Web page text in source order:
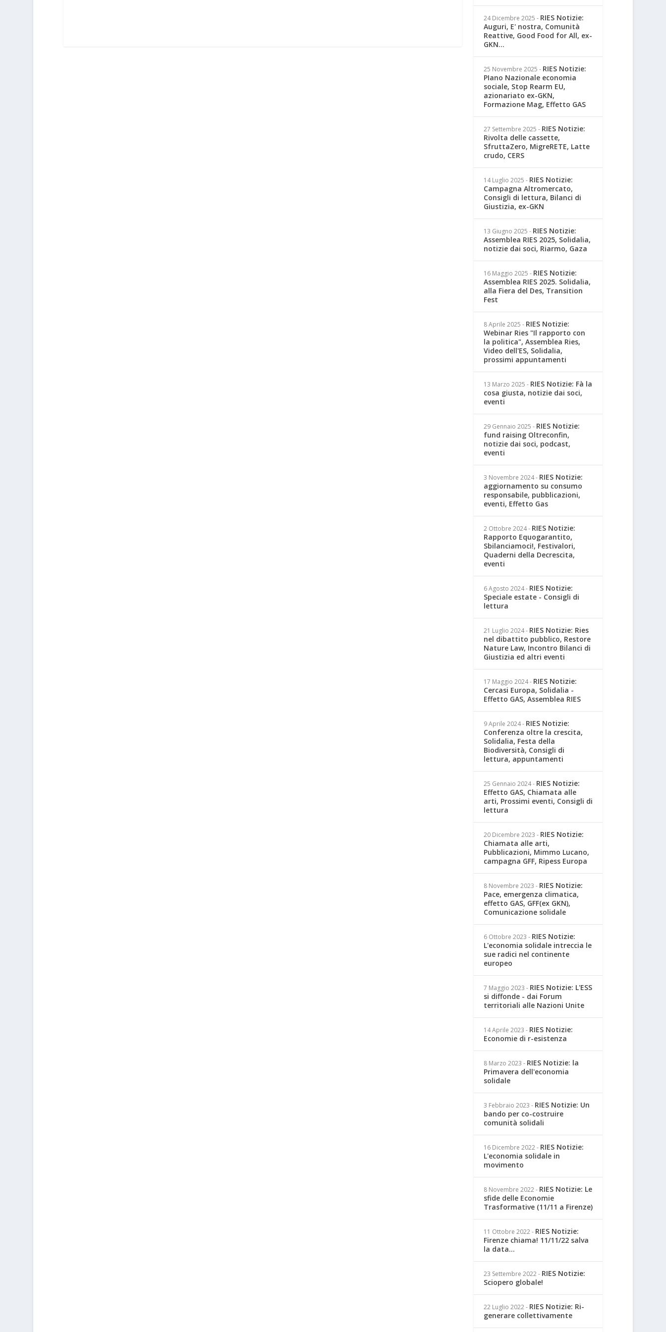
24 Dicembre 2025 - RIES Notizie:
Auguri, E' nostra, Comunità
Reattive, Good Food for All, ex-
GKN...
25 Novembre 2025 - RIES Notizie:
PIano Nazionale economia
sociale, Stop Rearm EU,
azionariato ex-GKN,
Formazione Mag, Effetto GAS
27 Settembre 2025 - RIES Notizie:
Rivolta delle cassette,
SfruttaZero, MigreRETE, Latte
crudo, CERS
14 Luglio 2025 - RIES Notizie:
Campagna Altromercato,
Consigli di lettura, Bilanci di
Giustizia, ex-GKN
13 Giugno 2025 - RIES Notizie:
Assemblea RIES 2025, Solidalia,
notizie dai soci, Riarmo, Gaza
16 Maggio 2025 - RIES Notizie:
Assemblea RIES 2025. Solidalia,
alla Fiera del Des, Transition
Fest
8 Aprile 2025 - RIES Notizie:
Webinar Ries "Il rapporto con
la politica", Assemblea Ries,
Video dell'ES, Solidalia,
prossimi appuntamenti
13 Marzo 2025 - RIES Notizie: Fà la
cosa giusta, notizie dai soci,
eventi
29 Gennaio 2025 - RIES Notizie:
fund raising Oltreconfin,
notizie dai soci, podcast,
eventi
3 Novembre 2024- RIES Notizie:
aggiornamento su consumo
responsabile, pubblicazioni,
eventi, Effetto Gas
2 Ottobre 2024- RIES Notizie:
Rapporto Equogarantito,
Sbilanciamoci!, Festivalori,
Quaderni della Decrescita,
eventi
6 Agosto 2024- RIES Notizie:
Speciale estate - Consigli di
lettura
21 Luglio 2024- RIES Notizie: Ries
nel dibattito pubblico, Restore
Nature Law, Incontro Bilanci di
Giustizia ed altri eventi
17 Maggio 2024- RIES Notizie:
Cercasi Europa, Solidalia -
Effetto GAS, Assemblea RIES
9 Aprile 2024- RIES Notizie:
Conferenza oltre la crescita,
Solidalia, Festa della
Biodiversità, Consigli di
lettura, appuntamenti
25 Gennaio 2024- RIES Notizie:
Effetto GAS, Chiamata alle
arti, Prossimi eventi, Consigli di
lettura
20 Dicembre 2023 - RIES Notizie:
Chiamata alle arti,
Pubblicazioni, Mimmo Lucano,
campagna GFF, Ripess Europa
8 Novembre 2023 - RIES Notizie:
Pace, emergenza climatica,
effetto GAS, GFF(ex GKN),
Comunicazione solidale
6 Ottobre 2023 - RIES Notizie:
L'economia solidale intreccia le
sue radici nel continente
europeo
7 Maggio 2023 - RIES Notizie: L'ESS
si diffonde - dai Forum
territoriali alle Nazioni Unite
14 Aprile 2023 - RIES Notizie:
Economie di r-esistenza
8 Marzo 2023 - RIES Notizie: la
Primavera dell'economia
solidale
3 Febbraio 2023 - RIES Notizie: Un
bando per co-costruire
comunità solidali
16 Dicembre 2022- RIES Notizie:
L'economia solidale in
movimento
8 Novembre 2022- RIES Notizie: Le
sfide delle Economie
Trasformative (11/11 a Firenze)
11 Ottobre 2022- RIES Notizie:
Firenze chiama! 11/11/22 salva
la data...
23 Settembre 2022- RIES Notizie:
Sciopero globale!
22 Luglio 2022- RIES Notizie: Ri-
generare collettivamente